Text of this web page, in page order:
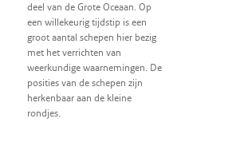
deel van de Grote Oceaan. Op
een willekeurig tijdstip is een
groot aantal schepen hier bezig
met het verrichten van
weerkundige waarnemingen. De
posities van de schepen zijn
herkenbaar aan de kleine
rondjes.